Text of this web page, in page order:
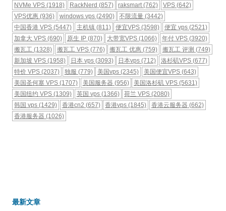
NVMe VPS (1918) RackNerd (857) raksmart(762) VPS(642)
VPS优惠 (936) windows vps(2490) 不限流量 (3442)
中国香港 VPS (5447) 主机镇(811) 便宜VPS (3598) 便宜 vps(2521)
加拿大 VPS (690) 原生 IP(870) 大带宽VPS (1066) 年付 VPS(3920)
搬瓦工 (1328) 搬瓦工 VPS(776) 搬瓦工 优惠 (759) 搬瓦工 评测 (749)
新加坡 VPS (1958) 日本 vps(3093) 日本vps (712) 洛杉矶VPS(677)
特价 VPS (2037) 独服 (779) 美国vps (2345) 美国便宜VPS(643)
美国圣何塞 VPS (1707) 美国服务器 (956) 美国洛杉矶 VPS (5631)
美国纽约 VPS (1309) 英国 vps(1366) 荷兰 VPS (2080)
韩国 vps (1429) 香港cn2 (657) 香港vps (1845) 香港云服务器 (662)
香港服务器 (1026)
最新文章